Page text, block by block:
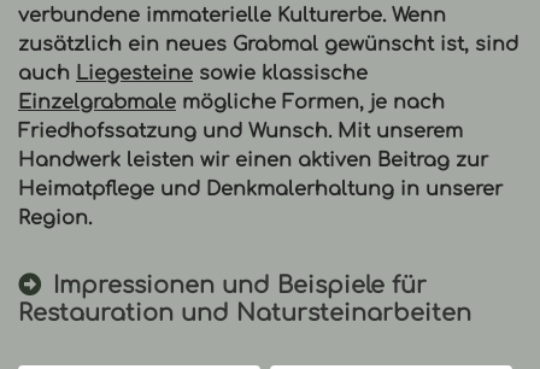
verbundene immaterielle Kulturerbe. Wenn
zusätzlich ein neues Grabmal gewünscht ist, sind
auch Liegesteine sowie klassische
Einzelgrabmale mögliche Formen, je nach
Friedhofssatzung und Wunsch. Mit unserem
Handwerk leisten wir einen aktiven Beitrag zur
Heimatpflege und Denkmalerhaltung in unserer
Region.
Impressionen und Beispiele für
Restauration und Natursteinarbeiten